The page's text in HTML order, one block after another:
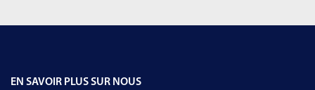
EN SAVOIR PLUS SUR NOUS